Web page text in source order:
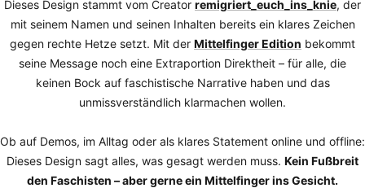
Dieses Design stammt vom Creator remigriert_euch_ins_knie, der
mit seinem Namen und seinen Inhalten bereits ein klares Zeichen
gegen rechte Hetze setzt. Mit der Mittelfinger Edition bekommt
seine Message noch eine Extraportion Direktheit – für alle, die
keinen Bock auf faschistische Narrative haben und das
unmissverständlich klarmachen wollen.
Ob auf Demos, im Alltag oder als klares Statement online und offline:
Dieses Design sagt alles, was gesagt werden muss. Kein Fußbreit
den Faschisten – aber gerne ein Mittelfinger ins Gesicht.